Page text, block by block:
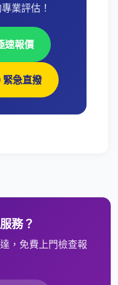
業評估！
速報價
緊急直撥
務？
，免費上門檢查報